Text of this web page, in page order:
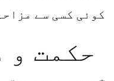
کوئی کسی سے
حکمت و